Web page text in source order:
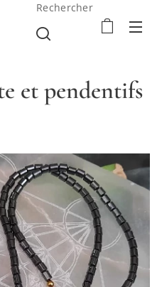
Rechercher
et pendentifs